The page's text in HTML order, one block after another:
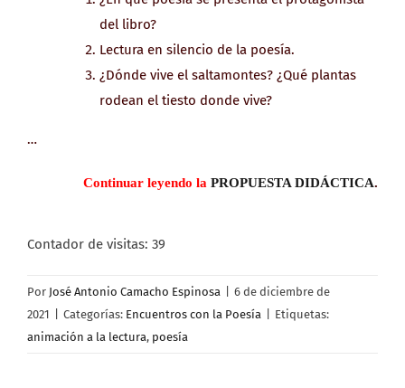
del libro?
Lectura en silencio de la poesía.
¿Dónde vive el saltamontes? ¿Qué plantas
rodean el tiesto donde vive?
…
Continuar leyendo la PROPUESTA DIDÁCTICA.
Contador de visitas: 39
Por José Antonio Camacho Espinosa
6 de diciembre de
2021
Categorías: Encuentros con la Poesía
Etiquetas:
animación a la lectura, poesía